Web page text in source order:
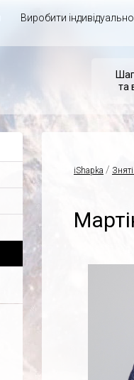
Виробити індивідуально
та
iShapka /